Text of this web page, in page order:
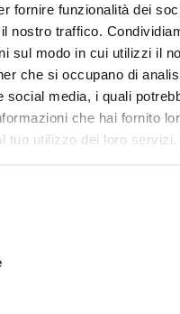
fornire funzionalità dei
nostro traffico.
sul modo in cui utilizzi il
che si occupano di
social media, i quali
che hai fornito
tuo utilizzo dei loro servizi.
0DOCUMENTI
RISULTATI SUCCESSIVI